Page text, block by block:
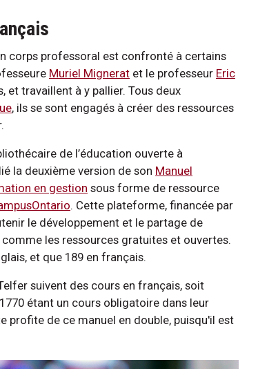
corps professoral est confronté à certains
Muriel Mignerat et le professeur Eric
et travaillent à y pallier. Tous deux
, ils se sont engagés à créer des ressources
de l’éducation ouverte à
la deuxième version de son Manuel
en gestion sous forme de ressource
. Cette plateforme, financée par
le développement et le partage de
les ressources gratuites et ouvertes.
et que 189 en français.
suivent des cours en français, soit
étant un cours obligatoire dans leur
profite de ce manuel en double, puisqu'il est